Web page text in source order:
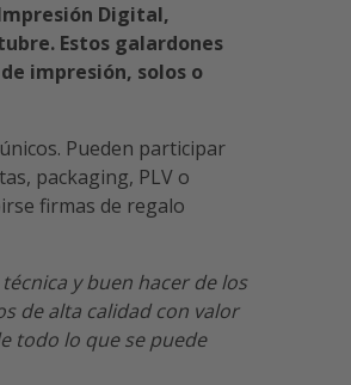
Digital,
Estos galardones
impresión, solos o
Pueden participar
packaging, PLV o
firmas de regalo
y buen hacer de los
de alta calidad con valor
todo lo que se puede